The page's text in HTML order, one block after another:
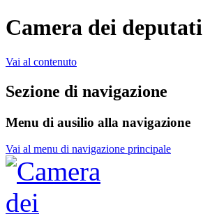
Camera dei deputati
Vai al contenuto
Sezione di navigazione
Menu di ausilio alla navigazione
Vai al menu di navigazione principale